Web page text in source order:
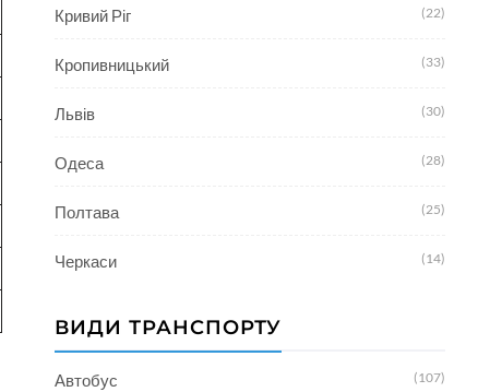
Кривий Ріг (22)
Кропивницький (33)
Львів (30)
Одеса (28)
Полтава (25)
Черкаси (14)
ВИДИ ТРАНСПОРТУ
Автобус (107)